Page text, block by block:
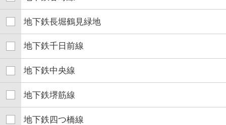
地下鉄長堀鶴見緑地
地下鉄千日前線
地下鉄中央線
地下鉄堺筋線
地下鉄四つ橋線